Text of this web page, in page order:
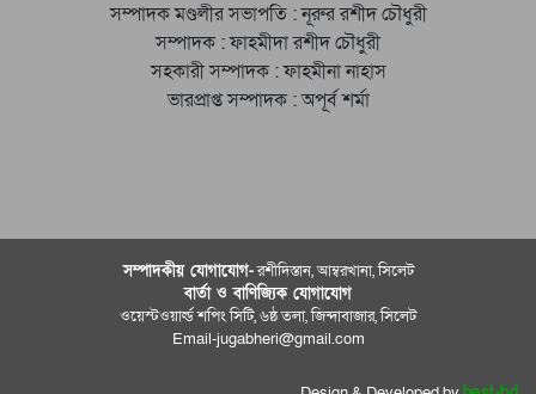
সম্পাদক মণ্ডলীর সভাপতি : নূরুর রশীদ চৌধুরী
সম্পাদক : ফাহমীদা রশীদ চৌধুরী
সহকারী সম্পাদক : ফাহমীনা নাহাস
ভারপ্রাপ্ত সম্পাদক : অপূর্ব শর্মা
সম্পাদকীয় যােগাযোগ-রশীদিস্তান, আম্বরখানা, সিলেট
বার্তা ও বাণিজ্যিক যোগাযােগ
ওয়েস্টওয়ার্ল্ড শপিং সিটি, ৬ষ্ঠ তলা, জিন্দাবাজার, সিলেট
Email-jugabheri@gmail.com